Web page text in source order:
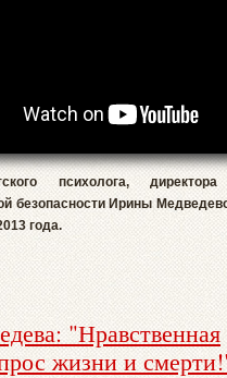
психолога, директора
безопасности Ирины
года.
"Нравственная
жизни и